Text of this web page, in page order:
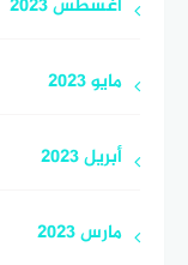
أغسطس 2023
مايو 2023
أبريل 2023
مارس 2023